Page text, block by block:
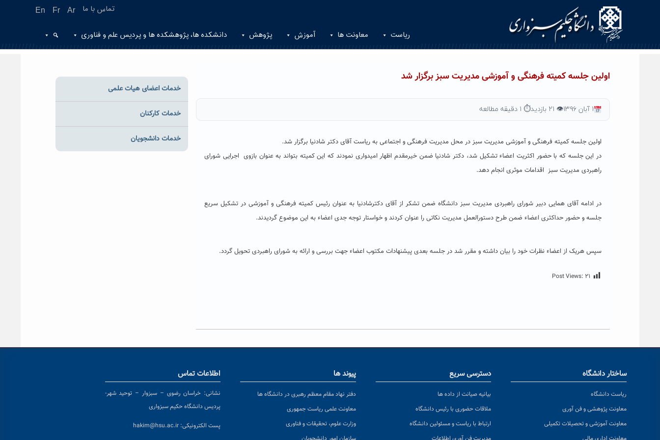
En Fr Ar تماس با ما
ریاست معاونت ها آموزش پژوهش دانشکده ها، پژوهشکده ها و پردیس علم و فناوری
اولین جلسه کمیته فرهنگی و آموزشی مدیریت سبز برگزار شد
۱ آبان ۱۳۹۶ 👁 ۲۱ بازدید ⏱ ۱ دقیقه مطالعه
اولین جلسه کمیته فرهنگی و آموزشی مدیریت سبز در محل مدیریت فرهنگی و اجتماعی به ریاست آقای دکتر شادنیا برگزار شد.
در این جلسه که با حضور اکثریت اعضاء تشکیل شد، دکتر شادنیا ضمن خیرمقدم اظهار امیدواری نمودند که این کمیته بتواند به عنوان بازوی اجرایی شورای
راهبردی مدیریت سبز اقدامات موثری انجام دهد.
در ادامه آقای همایی دبیر شورای راهبردی مدیریت سبز دانشگاه ضمن تشکر از آقای دکترشادنیا به عنوان رئیس کمیته فرهنگی و آموزشی در تشکیل سریع
جلسه و حضور حداکثری اعضاء ضمن طرح دستورالعمل مدیریت نکاتی را عنوان کردند و خواستار توجه جدی اعضاء به این موضوع گردیدند.
سپس هریک از اعضاء نظرات خود را بیان داشته و مقرر شد در جلسه بعدی پیشنهادات مکتوب اعضاء جهت بررسی و ارائه به شورای راهبردی تحویل گردد.
Post Views: ۲۱
خدمات اعضای هیات علمی
خدمات کارکنان
خدمات دانشجویان
ساختار دانشگاه
ریاست دانشگاه
معاونت پژوهشی و فن آوری
معاونت آموزشی و تحصیلات تکمیلی
دسترسی سریع
بیانیه صیانت از داده ها
ملاقات حضوری با رئیس دانشگاه
ارتباط با ریاست و مسئولین دانشگاه
پیوند ها
دفتر نهاد مقام معظم رهبری در دانشگاه ها
معاونت علمی ریاست جمهوری
وزارت علوم، تحقیقات و فناوری
اطلاعات تماس
نشانی: خراسان رضوی – سبزوار – توحید شهر-
پردیس دانشگاه حکیم سبزواری
پست الکترونیکی: hakim@hsu.ac.ir